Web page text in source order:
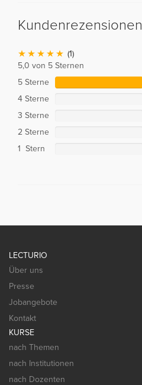
Kundenrezensionen
(1)
5,0 von 5 Sternen
5 Sterne
4 Sterne
3 Sterne
2 Sterne
1 Stern
LECTURIO
Über uns
Presse
Jobangebote
Kontakt
KURSE
nach Themen
nach Institutionen
nach Dozenten